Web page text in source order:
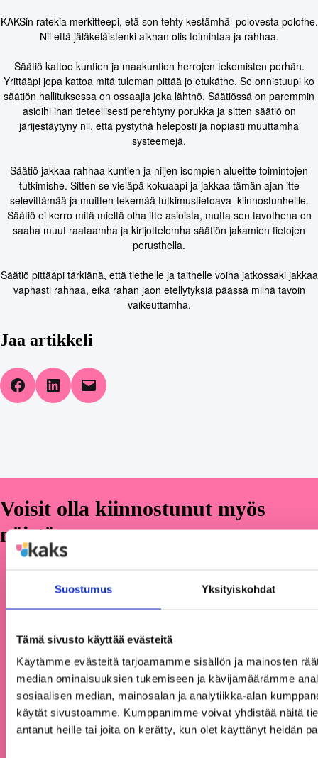
Suostumus Yksityiskohdat
Tämä sivusto käyttää evästeitä
Käytämme evästeitä tarjoamamme sisällön ja mainosten
median ominaisuuksien tukemiseen ja kävijämäärämme
sosiaalisen median, mainosalan ja analytiikka-alan
käytät sivustoamme. Kumppanimme voivat yhdistää näitä
antanut heille tai joita on kerätty, kun olet käyttänyt heidän
KAKSin ratekia merkitteepi, etä son tehty kestämhä polovesta polofhe.
Nii että jäläkeläistenki aikhan olis toimintaa ja rahhaa.
Säätiö kattoo kuntien ja maakuntien herrojen tekemisten perhän.
Yrittääpi jopa kattoa mitä tuleman pittää jo etukäthe. Se onnistuupi ko
säätiön hallituksessa on ossaajia joka lähthö. Säätiössä on paremmin
asioihi ihan tieteellisesti perehtyny porukka ja sitten säätiö on
järijestäytyny nii, että pystythä heleposti ja nopiasti muuttamha
systeemejä.
Säätiö jakkaa rahhaa kuntien ja niijen isompien alueitte toimintojen
tutkimishe. Sitten se vieläpä kokuaapi ja jakkaa tämän ajan itte
selevittämää ja muitten tekemää tutkimustietoava kiinnostunheille.
Säätiö ei kerro mitä mieltä olha itte asioista, mutta sen tavothena on
saaha muut raataamha ja kirijottelemha säätiön jakamien tietojen
perusthella.
Säätiö pittääpi tärkiänä, että tiethelle ja taithelle voiha jatkossaki jakkaa
vaphasti rahhaa, eikä rahan jaon etellytyksiä päässä milhä tavoin
vaikeuttamha.
Jaa artikkeli
Share on Facebook
Share on LinkedIn
Email this Page
Voisit olla kiinnostunut myös
näistä
Kaikki ajankohtaiset